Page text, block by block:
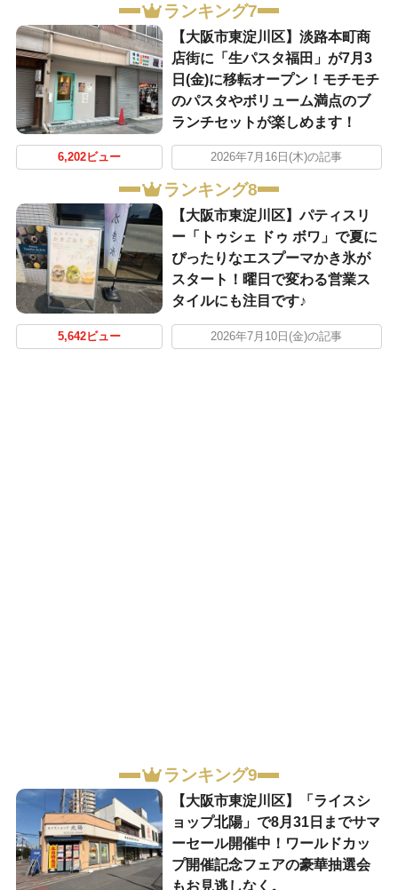
ランキング7
【大阪市東淀川区】淡路本町商
店街に「生パスタ福田」が7月3
日(金)に移転オープン！モチモチ
のパスタやボリューム満点のブ
ランチセットが楽しめます！
6,202ビュー 2026年7月16日(木)の記事
ランキング8
【大阪市東淀川区】パティスリ
ー「トゥシェ ドゥ ボワ」で夏に
ぴったりなエスプーマかき氷が
スタート！曜日で変わる営業ス
タイルにも注目です♪
5,642ビュー 2026年7月10日(金)の記事
ランキング9
【大阪市東淀川区】「ライスシ
ョップ北陽」で8月31日までサマ
ーセール開催中！ワールドカッ
プ開催記念フェアの豪華抽選会
もお見逃しなく。